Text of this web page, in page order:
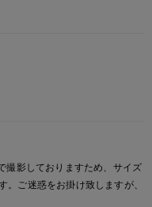
撮影しておりますため、サイズ
。ご迷惑をお掛け致しますが、